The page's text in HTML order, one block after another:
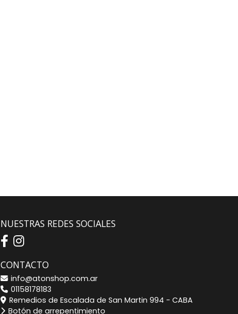
NUESTRAS REDES SOCIALES
CONTACTO
info@atonshop.com.ar
01158178183
Remedios de Escalada de San Martin 994 - CABA
Botón de arrepentimiento